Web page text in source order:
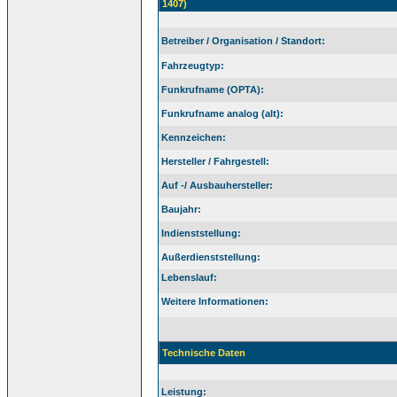
1407)
Betreiber / Organisation / Standort:
Fahrzeugtyp:
Funkrufname (OPTA):
Funkrufname analog (alt):
Kennzeichen:
Hersteller / Fahrgestell:
Auf -/ Ausbauhersteller:
Baujahr:
Indienststellung:
Außerdienststellung:
Lebenslauf:
Weitere Informationen:
Technische Daten
Leistung: